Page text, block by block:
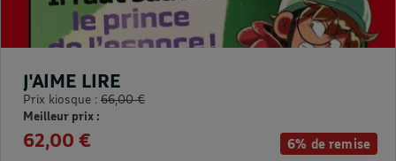
6% de remise
J'AIME LIRE
Prix kiosque : 66,00 €
Meilleur prix :
62,00 €